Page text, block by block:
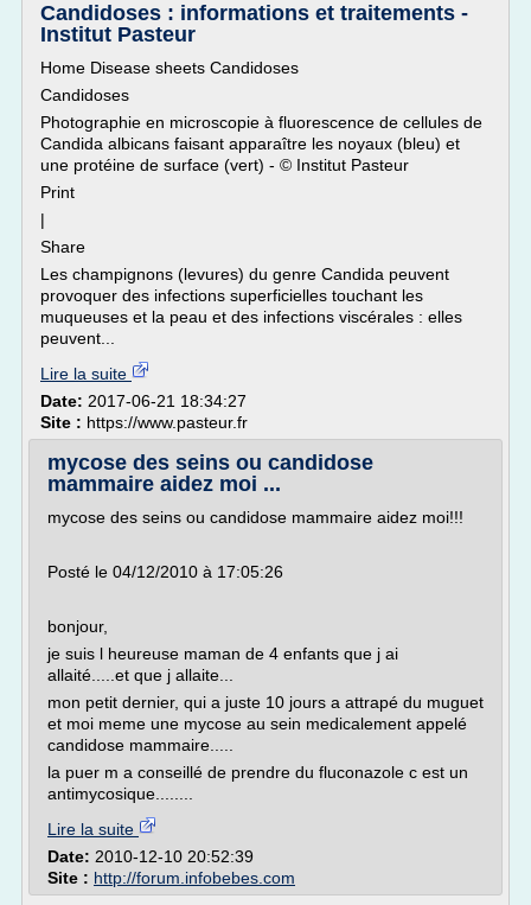
Candidoses : informations et traitements -
Institut Pasteur
Home Disease sheets Candidoses
Candidoses
Photographie en microscopie à fluorescence de cellules de
Candida albicans faisant apparaître les noyaux (bleu) et
une protéine de surface (vert) - © Institut Pasteur
Print
|
Share
Les champignons (levures) du genre Candida peuvent
provoquer des infections superficielles touchant les
muqueuses et la peau et des infections viscérales : elles
peuvent...
Lire la suite
Date: 2017-06-21 18:34:27
Site : https://www.pasteur.fr
mycose des seins ou candidose
mammaire aidez moi ...
mycose des seins ou candidose mammaire aidez moi!!!
Posté le 04/12/2010 à 17:05:26
bonjour,
je suis l heureuse maman de 4 enfants que j ai
allaité.....et que j allaite...
mon petit dernier, qui a juste 10 jours a attrapé du muguet
et moi meme une mycose au sein medicalement appelé
candidose mammaire.....
la puer m a conseillé de prendre du fluconazole c est un
antimycosique........
Lire la suite
Date: 2010-12-10 20:52:39
Site : http://forum.infobebes.com